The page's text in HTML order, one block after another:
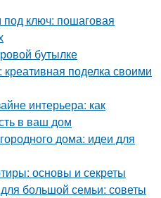
под ключ: пошаговая
бутылке
поделка своими
интерьера: как
в ваш дом
дома: идеи для
основы и секреты
большой семьи: советы